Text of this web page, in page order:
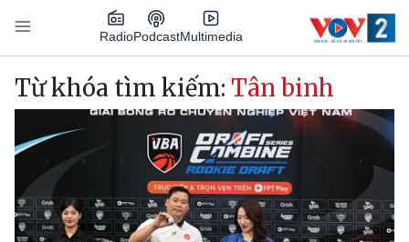
Nhảy đến nội dung
RadioPodcastMultimedia
Main navigation
Từ khóa tìm kiếm: Tân binh